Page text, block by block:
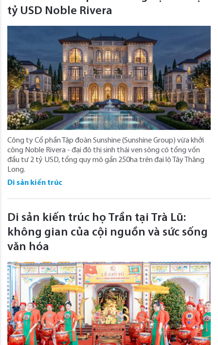
tỷ USD Noble Rivera
Công ty Cổ phần Tập đoàn Sunshine (Sunshine Group) vừa khởi
công Noble Rivera - đại đô thị sinh thái ven sông có tổng vốn
đầu tư 2 tỷ USD, tổng quy mô gần 250ha trên đại lộ Tây Thăng
Long.
Di sản kiến trúc
Di sản kiến trúc họ Trần tại Trà Lũ:
không gian của cội nguồn và sức sống
văn hóa